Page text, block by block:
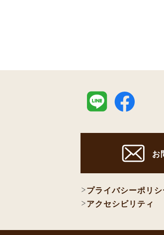
お
プライバシーポリ
アクセシビリティ